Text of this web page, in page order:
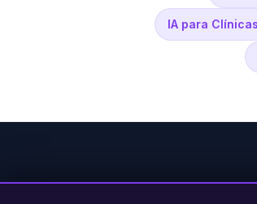
IA para